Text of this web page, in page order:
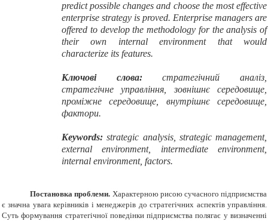
predict possible changes and choose the most effective
enterprise strategy is proved. Enterprise managers are
offered to develop the methodology for the analysis of
their own internal environment that would
characterize its features.
Ключові слова:стратегічний аналіз,
стратегічне управління, зовнішнє середовище,
проміжне середовище, внутрішнє середовище,
фактори.
Keywords: strategic analysis, strategic management,
external environment, intermediate environment,
internal environment, factors.
Постановка проблеми. Характерною рисою сучасного підприємства
є значна увага керівників і менеджерів до стратегічних аспектів управління.
Суть формування стратегічної поведінки підприємства полягає у визначенні